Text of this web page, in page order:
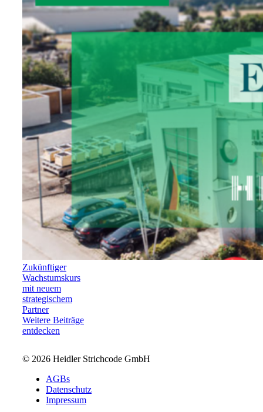
Zukünftiger
Wachstumskurs
mit neuem
strategischem
Partner
Weitere Beiträge
entdecken
© 2026 Heidler Strichcode GmbH
AGBs
Datenschutz
Impressum